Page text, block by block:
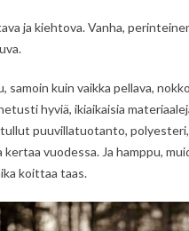
ja kiehtova. Vanha,
samoin kuin vaikka pellava,
hyviä, ikiaikaisia
puuvillatuotanto,
vuodessa. Ja hamppu,
koittaa taas.